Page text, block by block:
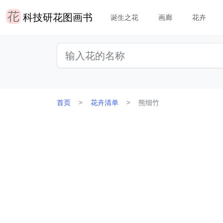
科技研花图画书 诞生之花 画廊 花卉
首页 花卉清单 熊细竹